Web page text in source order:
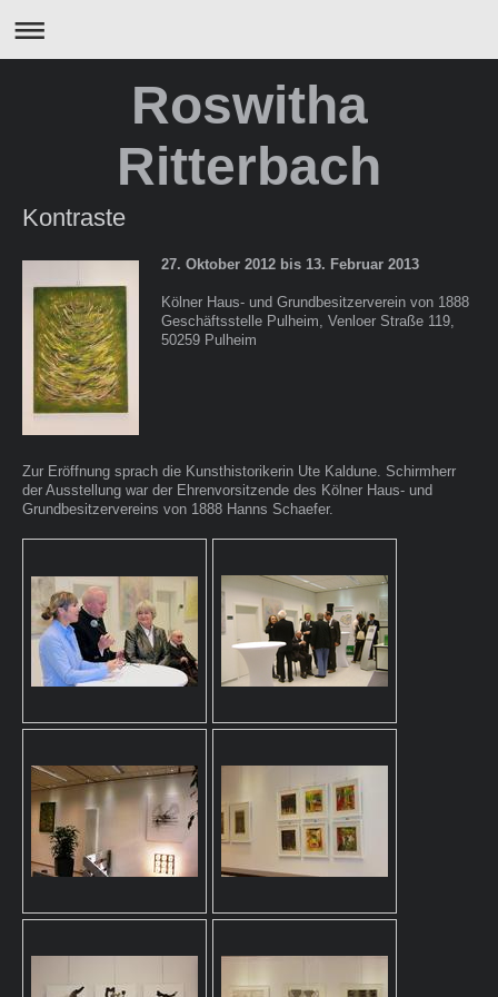
Roswitha
Ritterbach
Kontraste
27. Oktober 2012 bis 13. Februar 2013
Kölner Haus- und Grundbesitzerverein von 1888
Geschäftsstelle Pulheim, Venloer Straße 119,
50259 Pulheim
Zur Eröffnung sprach die Kunsthistorikerin Ute Kaldune. Schirmherr
der Ausstellung war der Ehrenvorsitzende des Kölner Haus- und
Grundbesitzervereins von 1888 Hanns Schaefer.